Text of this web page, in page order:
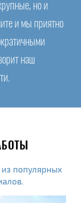
но и
и мы приятно
наш
популярных